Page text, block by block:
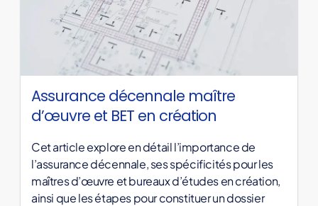
Assurance décennale maître
d’œuvre et BET en création
Cet article explore en détail l’importance de
l’assurance décennale, ses spécificités pour les
maîtres d’œuvre et bureaux d’études en création,
ainsi que les étapes pour constituer un dossier